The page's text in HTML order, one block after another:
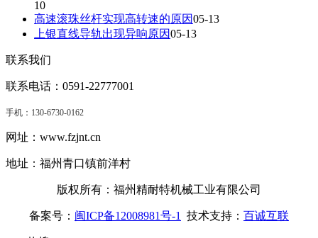
10
高速滚珠丝杆实现高转速的原因05-13
上银直线导轨出现异响原因05-13
联系我们
联系电话：0591-22777001
手机： 130-6730-0162
网址：www.fzjnt.cn
地址：福州青口镇前洋村
版权所有：福州精耐特机械工业有限公司
备案号： 闽ICP备12008981号-1 技术支持： 百诚互联